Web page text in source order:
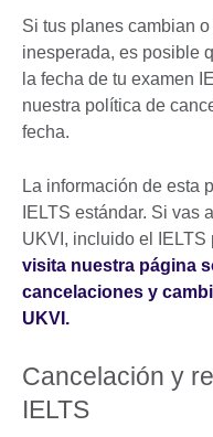
Si tus planes cambian
inesperada, es posible
la fecha de tu examen
nuestra política de
fecha.
La información de esta
IELTS estándar. Si vas
UKVI, incluido el
visita nuestra página
cancelaciones y
UKVI.
Cancelación y
IELTS